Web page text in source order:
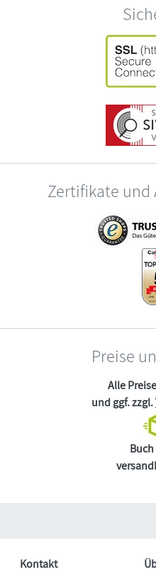
Zertifikate und
Preise
Alle
und ggf. zzgl.
Kontakt